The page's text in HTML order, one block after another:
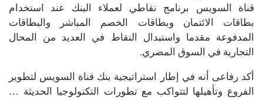
قناة السويس برنامج نقاطي لعملاء البنك عند استخدام
بطاقات الائتمان وبطاقات الخصم المباشر والبطاقات
المدفوعة مقدما واستبدال النقاط في العديد من المحال
التجارية في السوق المصري.
أكد رفاعى أنه في إطار استراتيجية بنك قناة السويس لتطوير
الفروع وتأهيلها لتتواكب مع تطورات التكنولوجيا الحديثة …